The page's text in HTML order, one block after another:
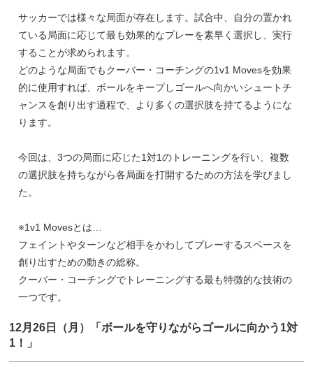
サッカーでは様々な局面が存在します。試合中、自分の置かれ
ている局面に応じて最も効果的なプレーを素早く選択し、実行
することが求められます。
どのような局面でもクーバー・コーチングの1v1 Movesを効果
的に使用すれば、ボールをキープしゴールへ向かいシュートチ
ャンスを創り出す過程で、より多くの選択肢を持てるようにな
ります。
今回は、3つの局面に応じた1対1のトレーニングを行い、複数
の選択肢を持ちながら各局面を打開するための方法を学びまし
た。
※1v1 Movesとは…
フェイントやターンなど相手をかわしてプレーするスペースを
創り出すための動きの総称。
クーバー・コーチングでトレーニングする最も特徴的な技術の
一つです。
12月26日（月）「ボールを守りながらゴールに向かう1対
1！」